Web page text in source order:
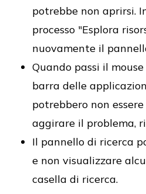
potrebbe non aprirsi.
processo "Esplora
nuovamente il
Quando passi il
barra delle
potrebbero non
aggirare il problema,
Il pannello di ricerca
e non visualizzare
casella di ricerca.